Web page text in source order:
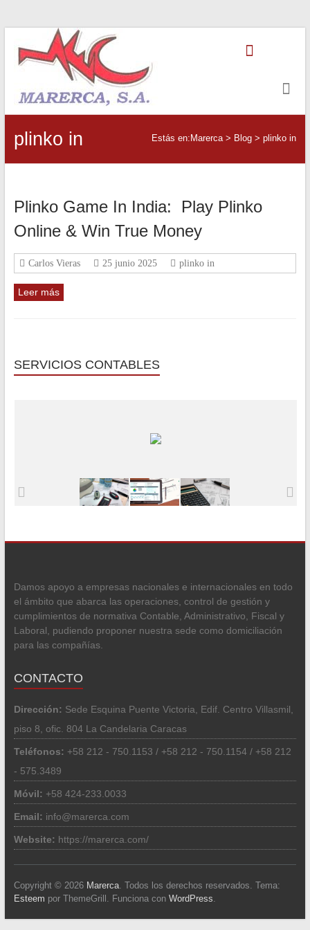
contenido
Marerca
Contabilidad
plinko in Estás en: Marerca> Blog >plinko in
Plinko Game In India: ️ Play Plinko
Online & Win True Money
Carlos Vieras 25 junio 2025 plinko in
Leer más
SERVICIOS CONTABLES
Damos apoyo a empresas nacionales e internacionales en todo
el ámbito que abarca las operaciones, control de gestión y
cumplimientos de normativa Contable, Administrativo, Fiscal y
Laboral, pudiendo proponer nuestra sede como domiciliación
para las compañías.
CONTACTO
Dirección: Sede Esquina Puente Victoria, Edif. Centro Villasmil,
piso 8, ofic. 804 La Candelaria Caracas
Teléfonos: +58 212 - 750.1153 / +58 212 - 750.1154 / +58 212
- 575.3489
Móvil: +58 424-233.0033
Email: info@marerca.com
Website: https://marerca.com/
Copyright © 2026 Marerca. Todos los derechos reservados. Tema:
Esteem por ThemeGrill. Funciona con WordPress.